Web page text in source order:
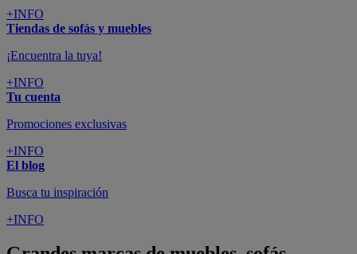
+INFO
Tiendas de sofás y muebles
¡Encuentra la tuya!
+INFO
Tu cuenta
Promociones exclusivas
+INFO
El blog
Busca tu inspiración
+INFO